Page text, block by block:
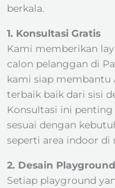
berkala.
1. Konsultasi Gratis
Kami memberikan
calon pelanggan di
kami siap membantu
terbaik baik dari sisi
Konsultasi ini
sesuai dengan
seperti area indoor
2. Desain
Setiap playground